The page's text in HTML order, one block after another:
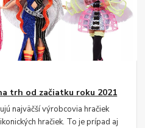
trh od začiatku roku 2021
najväčší výrobcovia hračiek
hračiek. To je prípad aj